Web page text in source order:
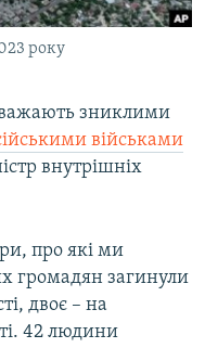
року
зниклими
військами
внутрішніх
про які ми
громадян загинули
двоє – на
42 людини